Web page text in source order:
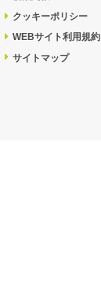
クッキーポリシー
WEBサイト利用規約
サイトマップ